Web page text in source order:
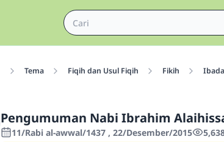
Tema Fiqih dan Usul Fiqih Fikih
Pengumuman Nabi Ibrahim
11/Rabi al-awwal/1437 , 22/Desember/2015